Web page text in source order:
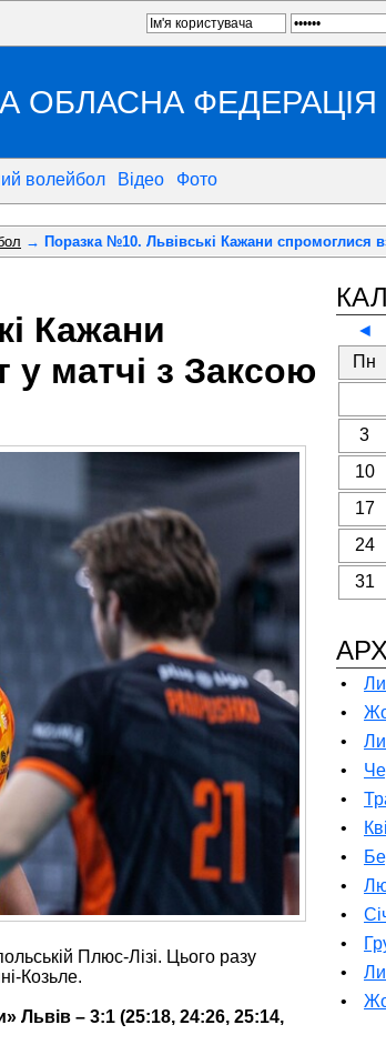
ОБЛАСНА
волейбол Відео Фото
→ Поразка №10. Львівські Кажани спромоглися
Кажани
у матчі з Заксою
Плюс-Лізі. Цього разу
Козьле.
Львів – 3:1 (25:18, 24:26, 25:14,
◄
Пн
3
10
17
24
31
•
•
•
•
•
•
•
•
•
•
•
•